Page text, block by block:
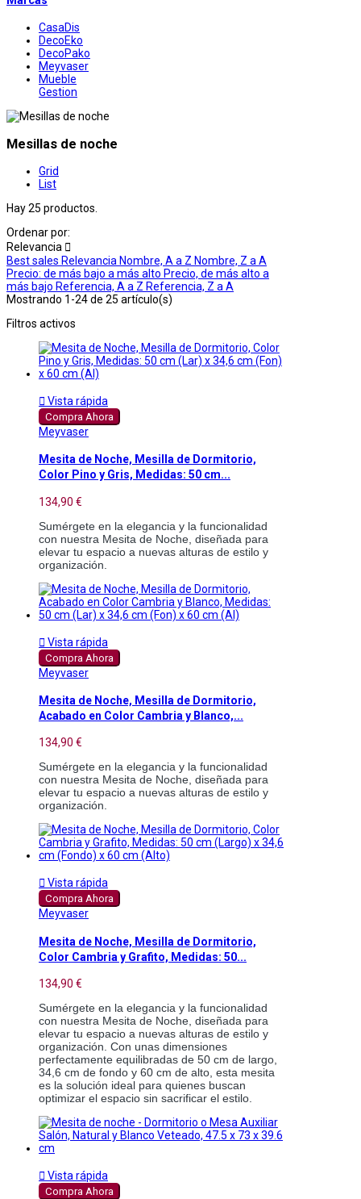
CasaDis
DecoEko
DecoPako
Meyvaser
Mueble
Gestion
Mesillas de noche
Grid
List
Hay 25 productos.
Ordenar por:
Relevancia 
Best sales Relevancia Nombre, A a Z Nombre, Z a A
Precio: de más bajo a más alto Precio, de más alto a
más bajo Referencia, A a Z Referencia, Z a A
Mostrando 1-24 de 25 artículo(s)
Filtros activos
 Vista rápida
Compra Ahora
Meyvaser
Mesita de Noche, Mesilla de Dormitorio,
Color Pino y Gris, Medidas: 50 cm...
134,90 €
Sumérgete en la elegancia y la funcionalidad
con nuestra Mesita de Noche, diseñada para
elevar tu espacio a nuevas alturas de estilo y
organización.
 Vista rápida
Compra Ahora
Meyvaser
Mesita de Noche, Mesilla de Dormitorio,
Acabado en Color Cambria y Blanco,...
134,90 €
Sumérgete en la elegancia y la funcionalidad
con nuestra Mesita de Noche, diseñada para
elevar tu espacio a nuevas alturas de estilo y
organización.
 Vista rápida
Compra Ahora
Meyvaser
Mesita de Noche, Mesilla de Dormitorio,
Color Cambria y Grafito, Medidas: 50...
134,90 €
Sumérgete en la elegancia y la funcionalidad
con nuestra Mesita de Noche, diseñada para
elevar tu espacio a nuevas alturas de estilo y
organización. Con unas dimensiones
perfectamente equilibradas de 50 cm de largo,
34,6 cm de fondo y 60 cm de alto, esta mesita
es la solución ideal para quienes buscan
optimizar el espacio sin sacrificar el estilo.
 Vista rápida
Compra Ahora